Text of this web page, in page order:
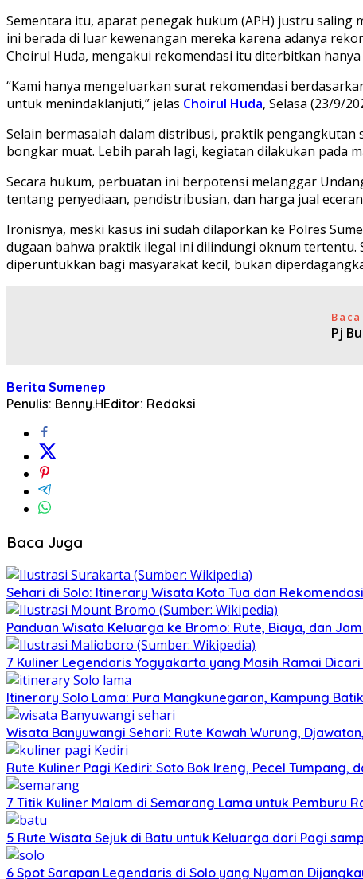
Sementara itu, aparat penegak hukum (APH) justru saling
ini berada di luar kewenangan mereka karena adanya
Choirul Huda, mengakui rekomendasi itu diterbitkan
“Kami hanya mengeluarkan surat rekomendasi
untuk menindaklanjuti,” jelas Choirul Huda, Selasa (23/9/
Selain bermasalah dalam distribusi, praktik
bongkar muat. Lebih parah lagi, kegiatan dilakukan pada
Secara hukum, perbuatan ini berpotensi melanggar
tentang penyediaan, pendistribusian, dan harga jual
Ironisnya, meski kasus ini sudah dilaporkan ke Polres
dugaan bahwa praktik ilegal ini dilindungi oknum
diperuntukkan bagi masyarakat kecil, bukan
Pj
Berita Sumenep
Penulis: Benny.HEditor: Redaksi
Baca Juga
Sehari di Solo: Itinerary Wisata Kota Tua dan
Panduan Wisata Keluarga ke Bromo: Rute, Biaya, dan
7 Kuliner Legendaris Yogyakarta yang Masih Ramai
Itinerary Solo Lama: Pura Mangkunegaran, Kampung
Wisata Banyuwangi Sehari: Rute Kawah Wurung,
Rute Kuliner Pagi Kediri: Soto Bok Ireng, Pecel Tumpang,
7 Titik Kuliner Malam di Semarang Lama untuk Pemburu
5 Rute Wisata Sejuk di Batu untuk Keluarga dari Pagi
6 Spot Sarapan Legendaris di Solo yang Nyaman